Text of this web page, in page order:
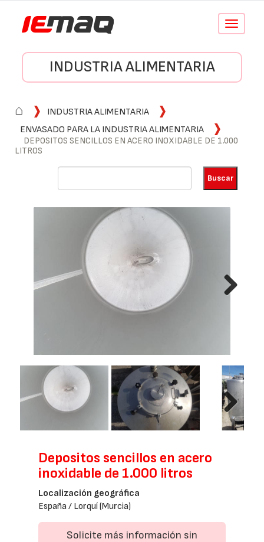
Conmutar
INDUSTRIA ALIMENTARIA
⌂
INDUSTRIA ALIMENTARIA
ENVASADO PARA LA INDUSTRIA ALIMENTARIA
DEPOSITOS SENCILLOS EN ACERO INOXIDABLE DE 1.000
LITROS
Next
Depositos sencillos en acero
inoxidable de 1.000 litros
Localización geográfica
España / Lorquí (Murcia)
Solicite más información sin